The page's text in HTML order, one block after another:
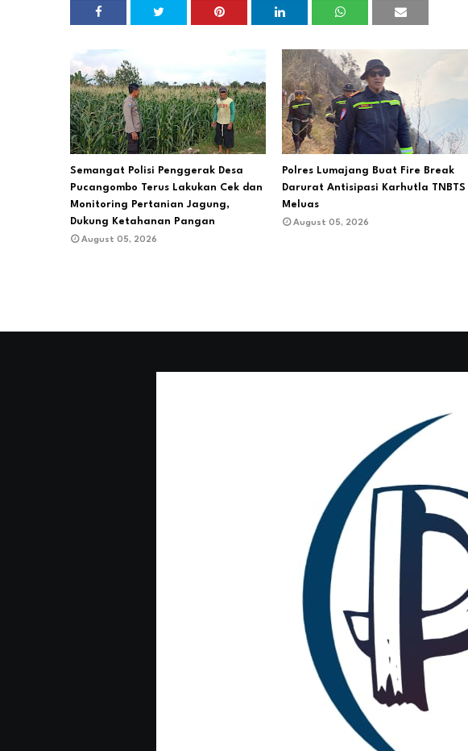
Semangat Polisi Penggerak Desa
Pucangombo Terus Lakukan Cek dan
Monitoring Pertanian Jagung,
Dukung Ketahanan Pangan
August 05, 2026
Polres Lumajang Buat Fire Break
Darurat Antisipasi Karhutla TNBTS
Meluas
August 05, 2026